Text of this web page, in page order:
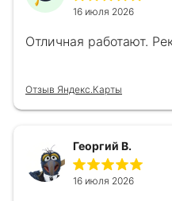
16 июля 2026
Отличная работают.
Отзыв Яндекс.Карты
Георгий В.
16 июля 2026